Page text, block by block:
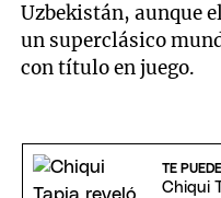
Uzbekistán, aunque
un superclásico
con título en juego.
TE
Chiqui